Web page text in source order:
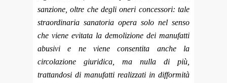
sanzione, oltre che degli oneri concessori: tale
straordinaria sanatoria opera solo nel senso
che viene evitata la demolizione dei manufatti
abusivi e ne viene consentita anche la
circolazione giuridica, ma nulla di più,
trattandosi di manufatti realizzati in difformità